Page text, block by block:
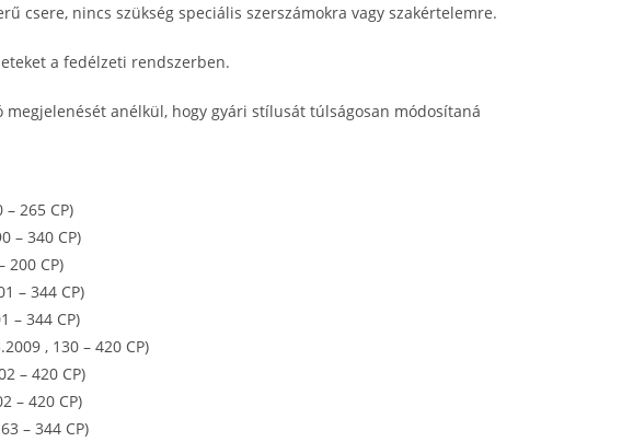
csere, nincs szükség speciális szerszámokra vagy szakértelemre.
a fedélzeti rendszerben.
megjelenését anélkül, hogy gyári stílusát túlságosan módosítaná
265 CP)
– 340 CP)
200 CP)
– 344 CP)
– 344 CP)
, 130 – 420 CP)
– 420 CP)
– 420 CP)
– 344 CP)